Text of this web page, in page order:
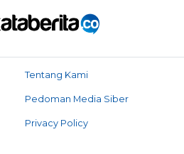
Tentang Kami
Pedoman Media Siber
Privacy Policy